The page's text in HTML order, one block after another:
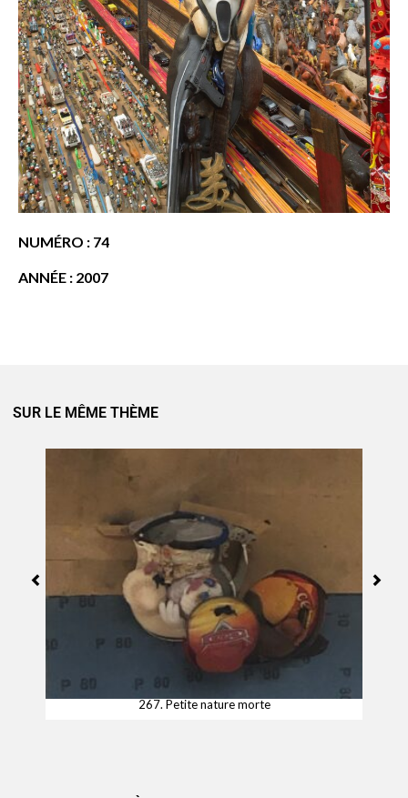
NUMÉRO : 74
ANNÉE : 2007
SUR LE MÊME THÈME
267. Petite nature morte